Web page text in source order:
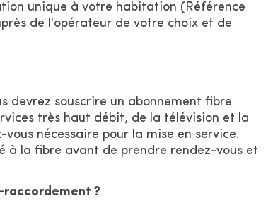
unique à votre habitation (Référence
de l'opérateur de votre choix et de
devrez souscrire un abonnement fibre
très haut débit, de la télévision et la
nécessaire pour la mise en service.
à la fibre avant de prendre rendez-vous et
?